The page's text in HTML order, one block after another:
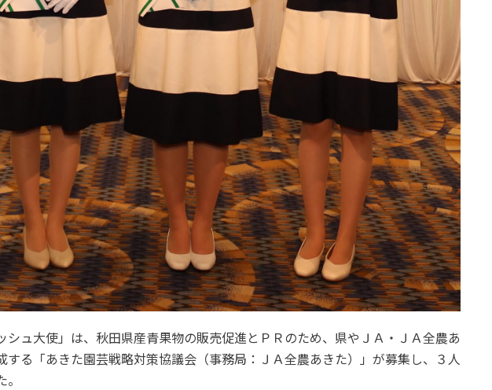
シュ大使」は、秋田県産青果物の販売促進とＰＲのため、県やＪＡ・ＪＡ全農あ
する「あきた園芸戦略対策協議会（事務局：ＪＡ全農あきた）」が募集し、３人